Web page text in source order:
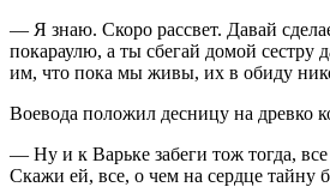
— Я знаю. Скоро рассвет. Давай
покараулю, а ты сбегай домой сестру
им, что пока мы живы, их в обиду
Воевода положил десницу на древко
— Ну и к Варьке забеги тож тогда,
Скажи ей, все, о чем на сердце тайну